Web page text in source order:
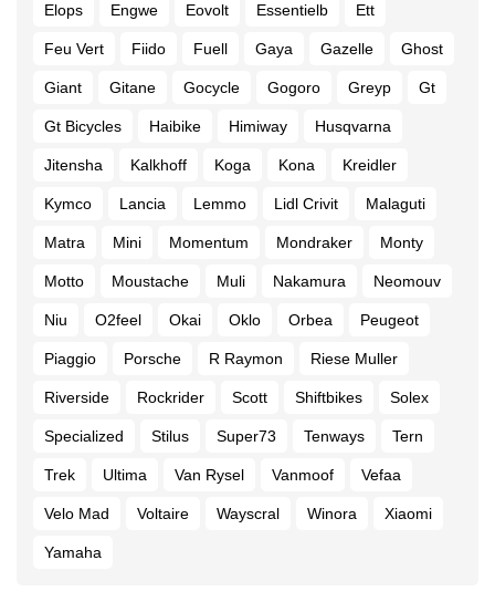
Elops Engwe Eovolt Essentielb Ett
Feu Vert Fiido Fuell Gaya Gazelle Ghost
Giant Gitane Gocycle Gogoro Greyp Gt
Gt Bicycles Haibike Himiway Husqvarna
Jitensha Kalkhoff Koga Kona Kreidler
Kymco Lancia Lemmo Lidl Crivit Malaguti
Matra Mini Momentum Mondraker Monty
Motto Moustache Muli Nakamura Neomouv
Niu O2feel Okai Oklo Orbea Peugeot
Piaggio Porsche R Raymon Riese Muller
Riverside Rockrider Scott Shiftbikes Solex
Specialized Stilus Super73 Tenways Tern
Trek Ultima Van Rysel Vanmoof Vefaa
Velo Mad Voltaire Wayscral Winora Xiaomi
Yamaha